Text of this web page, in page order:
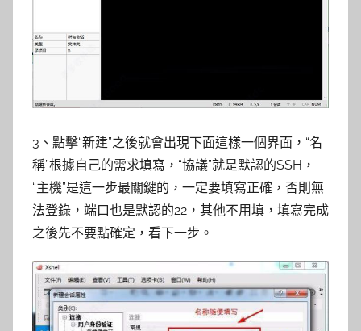
3、點擊“新建”之後就會出現下面這樣一個界面，“名
稱”根據自己的需求填寫，“協議”就是默認的SSH，
“主機”是這一步最關鍵的，一定要填寫正確，否則無
法登錄，端口也是默認的22，其他不用填，填寫完成
之後先不要點確定，看下一步。